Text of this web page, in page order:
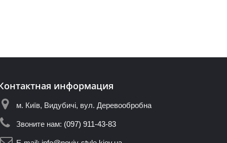
информация
м. Київ, Видубичі, вул. Деревообробна
Звоните нам: (097) 911-43-83